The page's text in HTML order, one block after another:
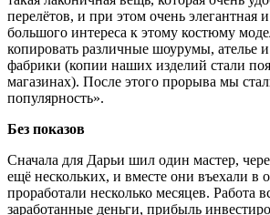
перелётов, и при этом очень элегантная
большого интереса к этому костюму
копировать различные шоурумы, ателье
фабрики (копии наших изделий стали
магазинах). После этого прорыва мы
популярность».
Без показов
Сначала для Дарьи шил один мастер,
ещё нескольких, и вместе они въехали в
проработали несколько месяцев. Работа
заработанные деньги, прибыль